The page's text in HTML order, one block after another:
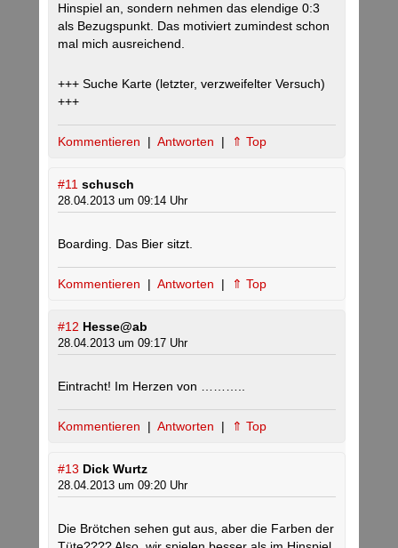
Hinspiel an, sondern nehmen das elendige 0:3
als Bezugspunkt. Das motiviert zumindest schon
mal mich ausreichend.
+++ Suche Karte (letzter, verzweifelter Versuch)
+++
Kommentieren | Antworten | ⇑ Top
#11 schusch
28.04.2013 um 09:14 Uhr
Boarding. Das Bier sitzt.
Kommentieren | Antworten | ⇑ Top
#12 Hesse@ab
28.04.2013 um 09:17 Uhr
Eintracht! Im Herzen von ………..
Kommentieren | Antworten | ⇑ Top
#13 Dick Wurtz
28.04.2013 um 09:20 Uhr
Die Brötchen sehen gut aus, aber die Farben der